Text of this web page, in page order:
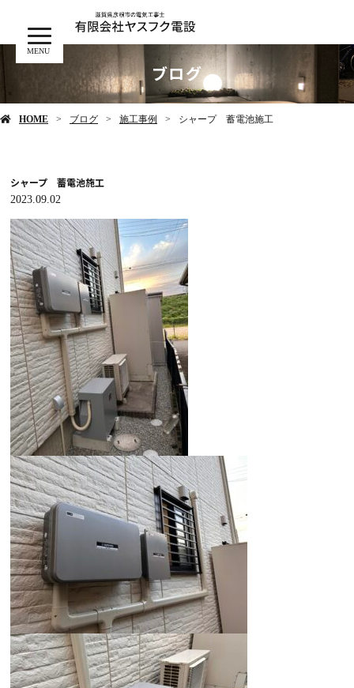
MENU
ブログ
HOME ブログ 施工事例 シャープ 蓄電池施工
シャープ 蓄電池施工
2023.09.02